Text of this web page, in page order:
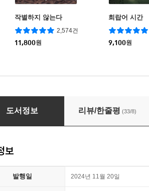
작별하지 않는다
2,574건
11,800원
희랍어 시간
9,100원
배려할수록 더 힘들어질까
도서정보 리뷰/한줄평 (33/8)
보
발행일 2024년 11월 20일